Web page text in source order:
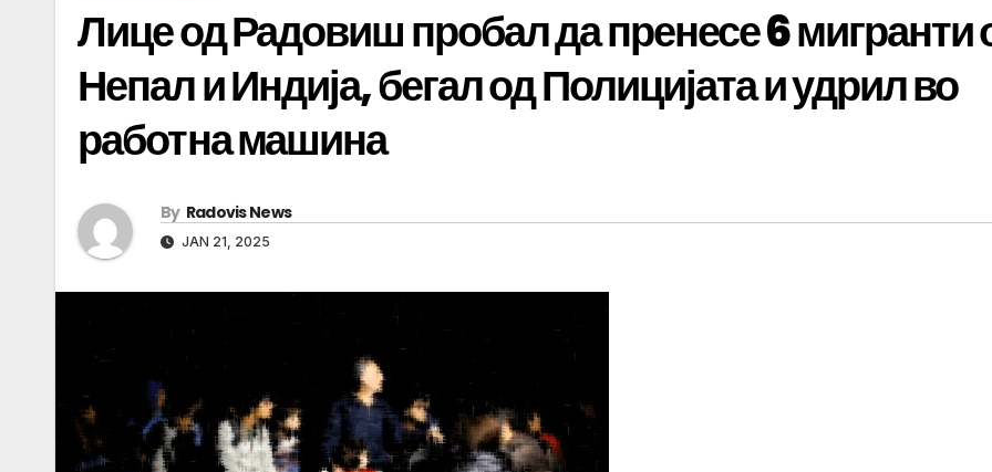
Лице од Радовиш пробал да пренесе 6 мигранти
Непал и Индија, бегал од Полицијата и удрил во
работна машина
By Radovis News
JAN 21, 2025